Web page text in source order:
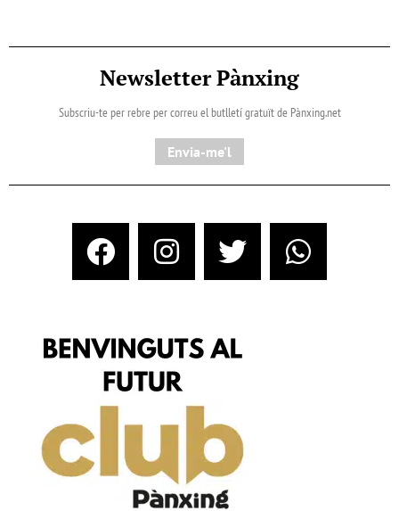
Newsletter Pànxing
Subscriu-te per rebre per correu el butlletí gratuït de Pànxing.net​
Envia-me'l